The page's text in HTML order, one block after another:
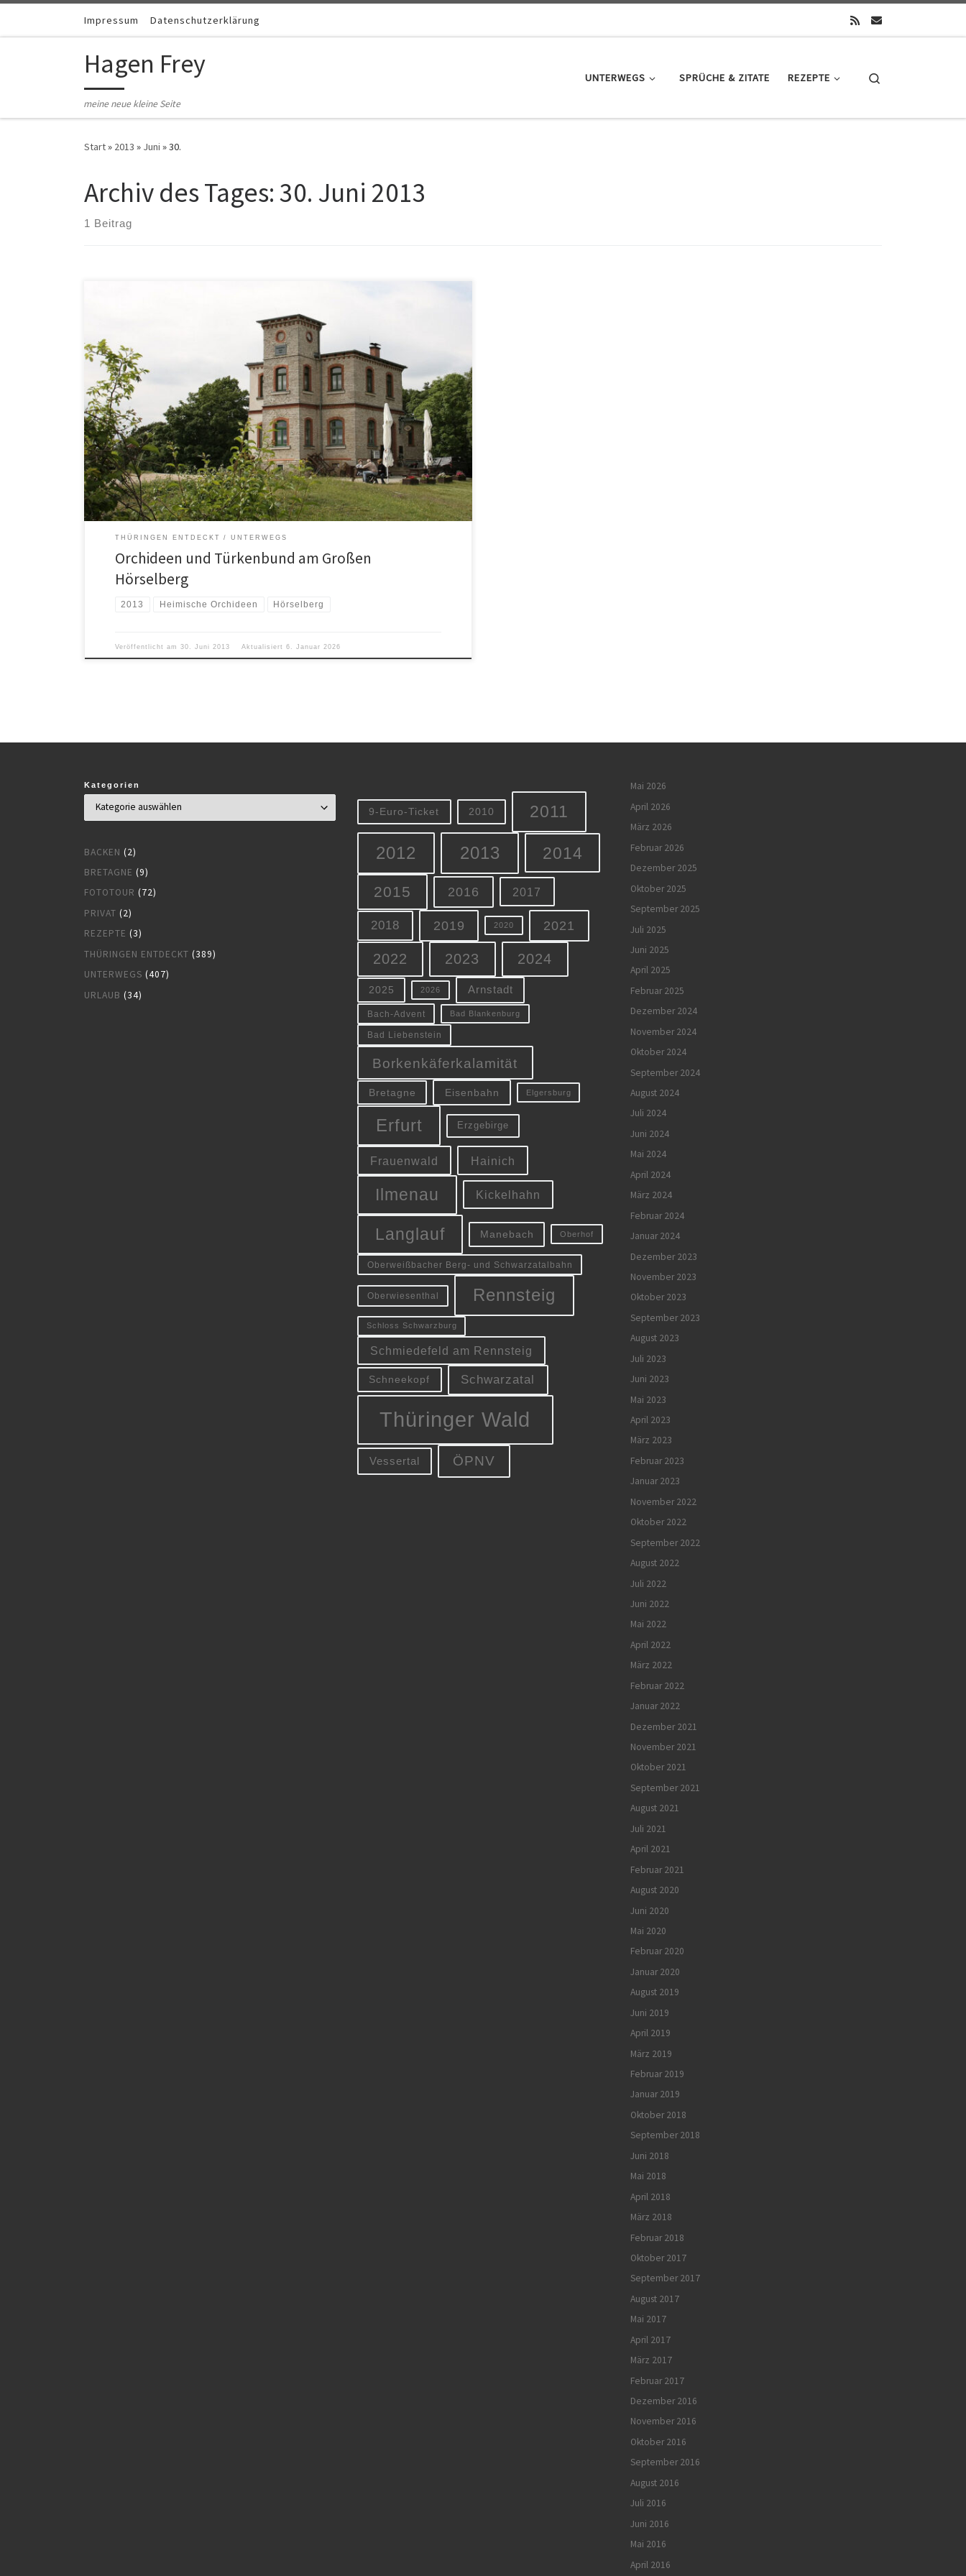
Zum Inhalt springenImpressum Datenschutzerklärung
Hagen Frey
meine neue kleine Seite
UNTERWEGS SPRÜCHE & ZITATE REZEPTE
Start» 2013 » Juni »30.
Archiv des Tages:30. Juni 2013
1 Beitrag
THÜRINGEN ENTDECKT UNTERWEGS
Orchideen und Türkenbund am Großen
Hörselberg
2013 Heimische Orchideen Hörselberg
Veröffentlicht am 30. Juni 2013 Aktualisiert 6. Januar 2026
Kategorien
BACKEN (2)
BRETAGNE (9)
FOTOTOUR (72)
PRIVAT (2)
REZEPTE (3)
THÜRINGEN ENTDECKT (389)
UNTERWEGS (407)
URLAUB (34)
9-Euro-Ticket 2010 2011
2012 2013 2014
2015 2016 2017
2018 2019 2020 2021
2022 2023 2024
2025 2026 Arnstadt
Bach-Advent Bad Blankenburg
Bad Liebenstein
Borkenkäferkalamität
Bretagne Eisenbahn Elgersburg
Erfurt Erzgebirge
Frauenwald Hainich
Ilmenau Kickelhahn
Langlauf Manebach Oberhof
Oberweißbacher Berg- und Schwarzatalbahn
Oberwiesenthal Rennsteig
Schloss Schwarzburg
Schmiedefeld am Rennsteig
Schneekopf Schwarzatal
Thüringer Wald
Vessertal ÖPNV
Mai 2026
April 2026
März 2026
Februar 2026
Dezember 2025
Oktober 2025
September 2025
Juli 2025
Juni 2025
April 2025
Februar 2025
Dezember 2024
November 2024
Oktober 2024
September 2024
August 2024
Juli 2024
Juni 2024
Mai 2024
April 2024
März 2024
Februar 2024
Januar 2024
Dezember 2023
November 2023
Oktober 2023
September 2023
August 2023
Juli 2023
Juni 2023
Mai 2023
April 2023
März 2023
Februar 2023
Januar 2023
November 2022
Oktober 2022
September 2022
August 2022
Juli 2022
Juni 2022
Mai 2022
April 2022
März 2022
Februar 2022
Januar 2022
Dezember 2021
November 2021
Oktober 2021
September 2021
August 2021
Juli 2021
April 2021
Februar 2021
August 2020
Juni 2020
Mai 2020
Februar 2020
Januar 2020
August 2019
Juni 2019
April 2019
März 2019
Februar 2019
Januar 2019
Oktober 2018
September 2018
Juni 2018
Mai 2018
April 2018
März 2018
Februar 2018
Oktober 2017
September 2017
August 2017
Mai 2017
April 2017
März 2017
Februar 2017
Dezember 2016
November 2016
Oktober 2016
September 2016
August 2016
Juli 2016
Juni 2016
Mai 2016
April 2016